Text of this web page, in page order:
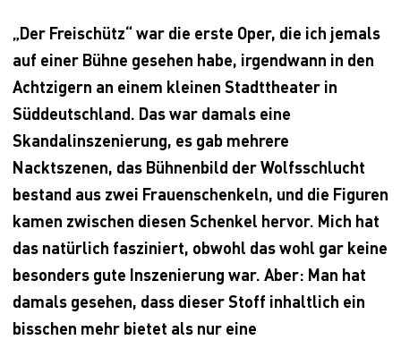
„Der Freischütz“ war die erste Oper, die ich jemals
auf einer Bühne gesehen habe, irgendwann in den
Achtzigern an einem kleinen Stadttheater in
Süddeutschland. Das war damals eine
Skandalinszenierung, es gab mehrere
Nacktszenen, das Bühnenbild der Wolfsschlucht
bestand aus zwei Frauenschenkeln, und die Figuren
kamen zwischen diesen Schenkel hervor. Mich hat
das natürlich fasziniert, obwohl das wohl gar keine
besonders gute Inszenierung war. Aber: Man hat
damals gesehen, dass dieser Stoff inhaltlich ein
bisschen mehr bietet als nur eine